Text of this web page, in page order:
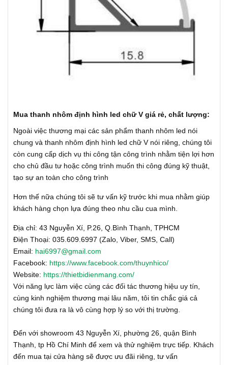
Mua thanh nhôm định hình led chữ V giá rẻ, chất lượng:
Ngoài việc thương mại các sản phẩm thanh nhôm led nói
chung và thanh nhôm định hình led chữ V nói riêng, chúng tôi
còn cung cấp dịch vụ thi công tận công trình nhằm tiện lợi hơn
cho chủ đầu tư hoặc công trình muốn thi công đúng kỹ thuật,
tạo sự an toàn cho công trình
Hơn thế nữa chúng tôi sẽ tư vấn kỹ trước khi mua nhằm giúp
khách hàng chọn lựa đúng theo nhu cầu cua mình.
Địa chỉ: 43 Nguyễn Xí, P.26, Q.Bình Thạnh, TPHCM
Điện Thoại: 035.609.6997 (Zalo, Viber, SMS, Call)
Email: hai6997@gmail.com
Facebook: https://www.facebook.com/thuynhico/
Website: https://thietbidienmang.com/
Với năng lực làm việc cùng các đối tác thương hiệu uy tín,
cùng kinh nghiệm thương mại lâu năm, tôi tin chắc giá cả
chúng tôi đưa ra là vô cùng hợp lý so với thị trường.
Đến với showroom 43 Nguyễn Xí, phường 26, quận Bình
Thạnh, tp Hồ Chí Minh để xem và thử nghiệm trực tiếp. Khách
đến mua tại cửa hàng sẽ được ưu đãi riêng, tư vấn